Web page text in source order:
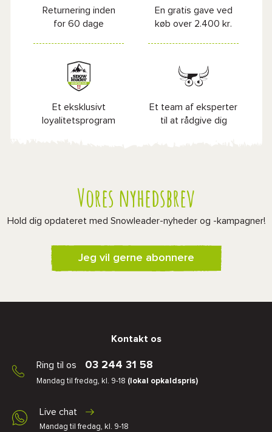
Returnering inden
for 60 dage
En gratis gave ved
køb over 2.400 kr.
Et eksklusivt
loyalitetsprogram
Et team af eksperter
til at rådgive dig
Vores nyhedsbrev
Hold dig opdateret med Snowleader-nyheder og -kampagner!
Jeg vil gerne abonnere
Kontakt os
Ring til os 03 244 31 58
Mandag til fredag, kl. 9-18 (lokal opkaldspris)
Live chat
Mandag til fredag, kl. 9-18